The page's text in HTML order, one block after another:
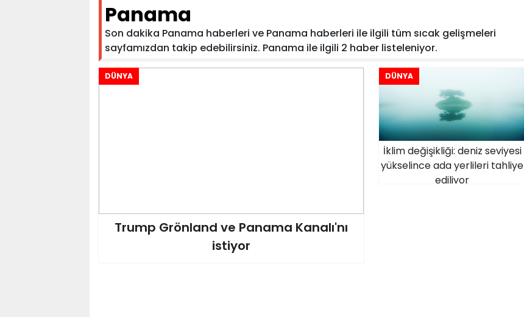
Panama
Son dakika Panama haberleri ve Panama haberleri ile ilgili tüm sıcak gelişmeleri
sayfamızdan takip edebilirsiniz. Panama ile ilgili 2 haber listeleniyor.
DÜNYA
Trump Grönland ve Panama Kanalı'nı
istiyor
DÜNYA
İklim değişikliği: deniz seviyesi
yükselince ada yerlileri tahliye
ediliyor